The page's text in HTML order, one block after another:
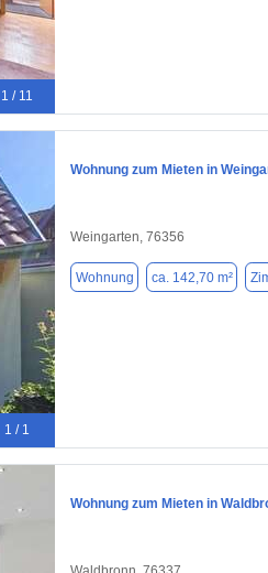
1 / 11
1 / 1
Wohnung zum Mieten in
Weingarten, 76356
Wohnung ca. 142,70 m²
Wohnung zum Mieten in